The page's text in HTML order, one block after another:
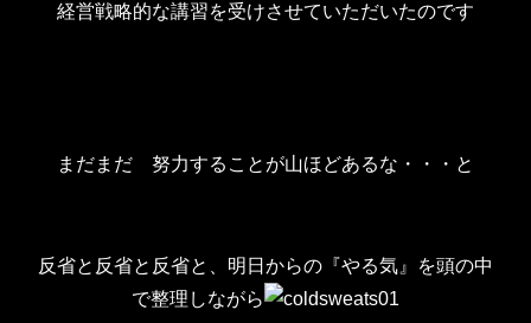
経営戦略的な講習を受けさせていただいたのです
まだまだ 努力することが山ほどあるな・・・と
反省と反省と反省と、明日からの『やる気』を頭の中
で整理しながら